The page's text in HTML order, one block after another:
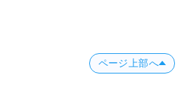
ページ上部へ